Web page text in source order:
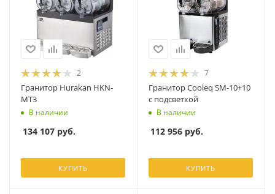
2
Гранитор Hurakan HKN-
MT3
В наличии
134 107 руб.
КУПИТЬ
7
Гранитор Cooleq SM-10+10
с подсветкой
В наличии
112 956 руб.
КУПИТЬ